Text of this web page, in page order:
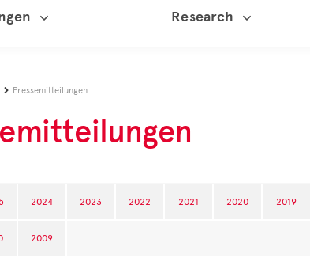
Research
 Pressemitteilungen
2024 2023 2022 2021 2020 2019
2009